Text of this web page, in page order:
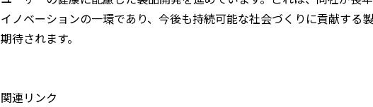
イノベーションの一環であり、今後も持続可能な社会づくりに貢献する
期待されます。
関連リンク